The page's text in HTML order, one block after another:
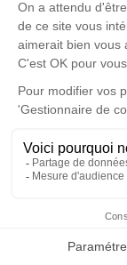
Faire-part
CROGNIER.
Un service de
disponible ici.
Salle du
Avenue de